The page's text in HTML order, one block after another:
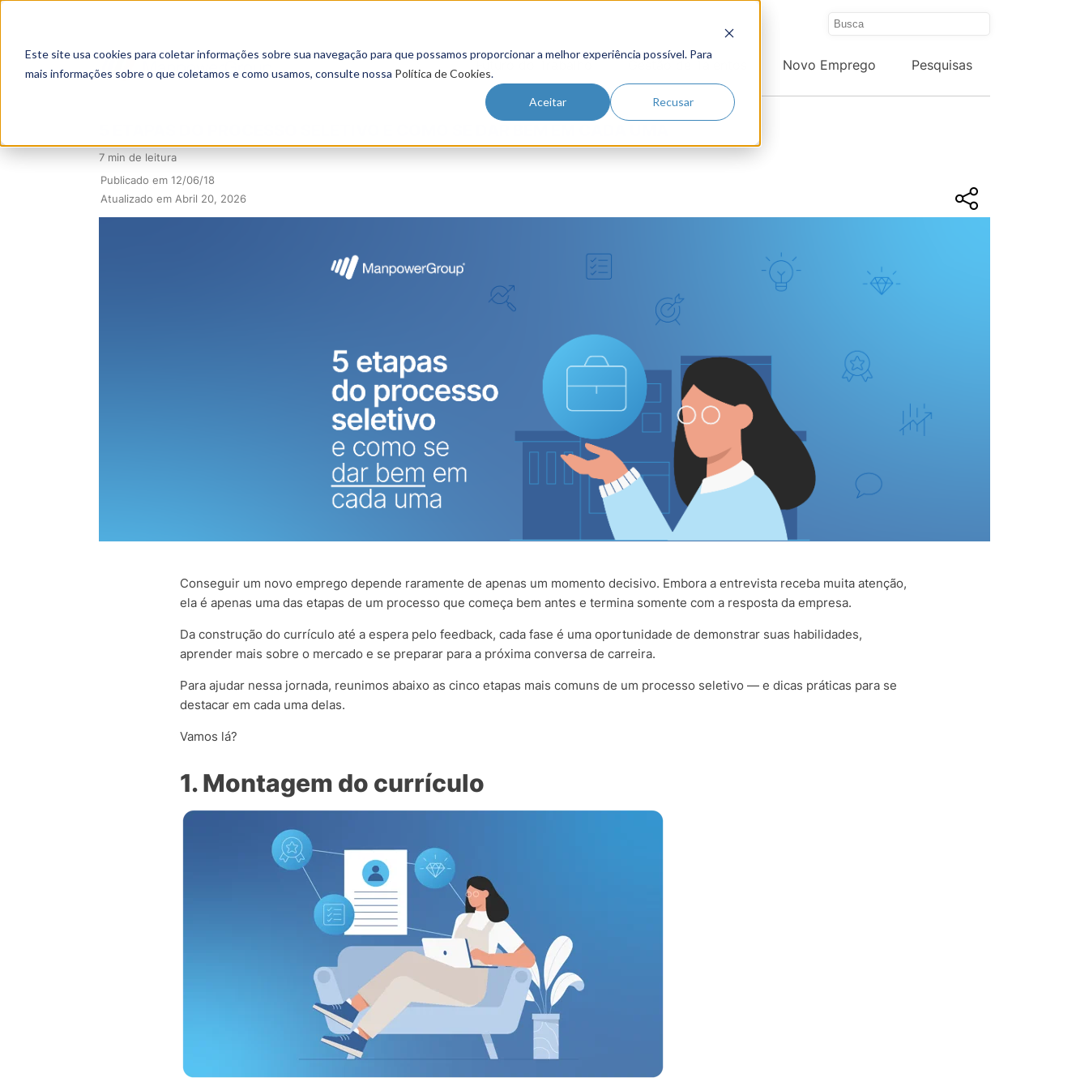
Este site usa cookies para coletar informações sobre sua navegação para que possamos proporcionar a melhor experiência possível. Para
mais informações sobre o que coletamos e como usamos, consulte nossa Política de Cookies.
Aceitar Recusar
Futuro do Trabalho Gestão de Talentos Novo Emprego Pesquisas
7 min de leitura
Publicado em 12/06/18
Atualizado em Abril 20, 2026
Conseguir um novo emprego depende raramente de apenas um momento decisivo. Embora a entrevista receba muita atenção,
ela é apenas uma das etapas de um processo que começa bem antes e termina somente com a resposta da empresa.
Da construção do currículo até a espera pelo feedback, cada fase é uma oportunidade de demonstrar suas habilidades,
aprender mais sobre o mercado e se preparar para a próxima conversa de carreira.
Para ajudar nessa jornada, reunimos abaixo as cinco etapas mais comuns de um processo seletivo — e dicas práticas para se
destacar em cada uma delas.
Vamos lá?
1. Montagem do currículo